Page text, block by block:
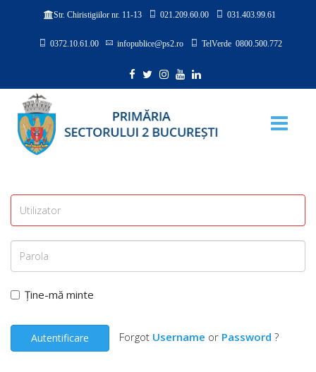
Str. Chiristigiilor nr. 11-13 021.209.60.00 031.403.99.61
0372.10.61.00 infopublice@ps2.ro TelVerde 0800.500.772
Ține-mă minte
Autentificare Forgot Username or Password ?